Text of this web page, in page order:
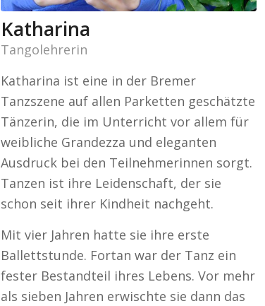
Katharina
Tangolehrerin
Katharina ist eine in der Bremer
Tanzszene auf allen Parketten geschätzte
Tänzerin, die im Unterricht vor allem für
weibliche Grandezza und eleganten
Ausdruck bei den Teilnehmerinnen sorgt.
Tanzen ist ihre Leidenschaft, der sie
schon seit ihrer Kindheit nachgeht.
Mit vier Jahren hatte sie ihre erste
Ballettstunde. Fortan war der Tanz ein
fester Bestandteil ihres Lebens. Vor mehr
als sieben Jahren erwischte sie dann das